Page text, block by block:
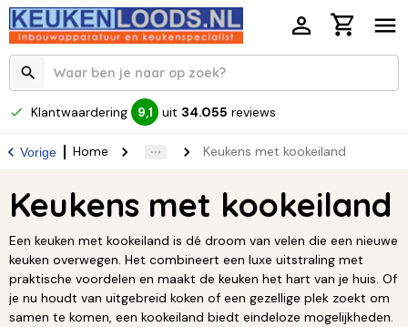
Klantwaardering 9,1 uit 34.055 reviews
Vorige Home Keukens met kookeiland
Keukens met kookeiland
Een keuken met kookeiland is dé droom van velen die een nieuwe
keuken overwegen. Het combineert een luxe uitstraling met
praktische voordelen en maakt de keuken het hart van je huis. Of
je nu houdt van uitgebreid koken of een gezellige plek zoekt om
samen te komen, een kookeiland biedt eindeloze mogelijkheden.